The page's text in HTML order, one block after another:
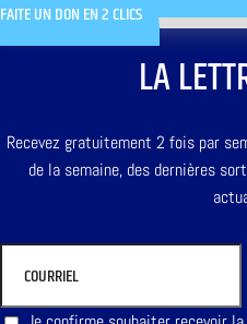
FAITE UN DON EN 2 CLICS
LA
Recevez gratuitement 2 fois par
de la semaine, des dernières